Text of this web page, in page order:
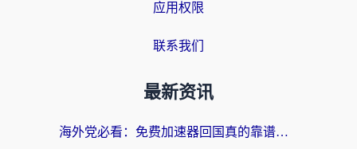
应用权限
联系我们
最新资讯
海外党必看：免费加速器回国真的靠谱吗？3步教你选到好用的归雁替代